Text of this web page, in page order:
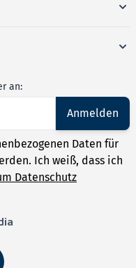
an:
Anmelden
Daten für
Ich weiß, dass ich
Datenschutz